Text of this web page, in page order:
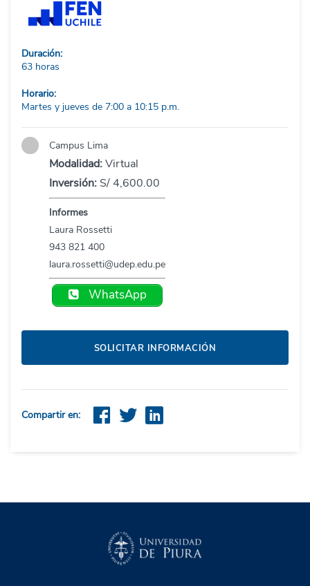
Duración:
63 horas
Horario:
Martes y jueves de 7:00 a 10:15 p.m.
Campus Lima
Modalidad:Virtual
Inversión: S/ 4,600.00
Informes
Laura Rossetti
943 821 400
laura.rossetti@udep.edu.pe
WhatsApp
SOLICITAR INFORMACIÓN
Compartir en: